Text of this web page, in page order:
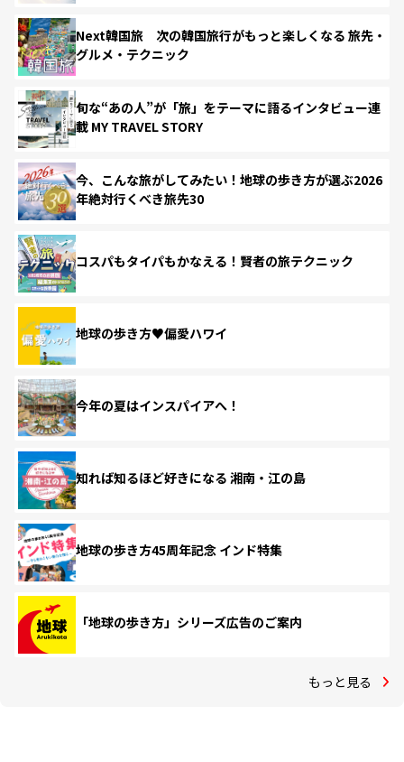
Next韓国旅 次の韓国旅行がもっと楽しくなる 旅先・
グルメ・テクニック
旬な“あの人”が「旅」をテーマに語るインタビュー連
載 MY TRAVEL STORY
今、こんな旅がしてみたい！地球の歩き方が選ぶ2026
年絶対行くべき旅先30
コスパもタイパもかなえる！賢者の旅テクニック
地球の歩き方♥偏愛ハワイ
今年の夏はインスパイアへ！
知れば知るほど好きになる 湘南・江の島
地球の歩き方45周年記念 インド特集
「地球の歩き方」シリーズ広告のご案内
もっと見る